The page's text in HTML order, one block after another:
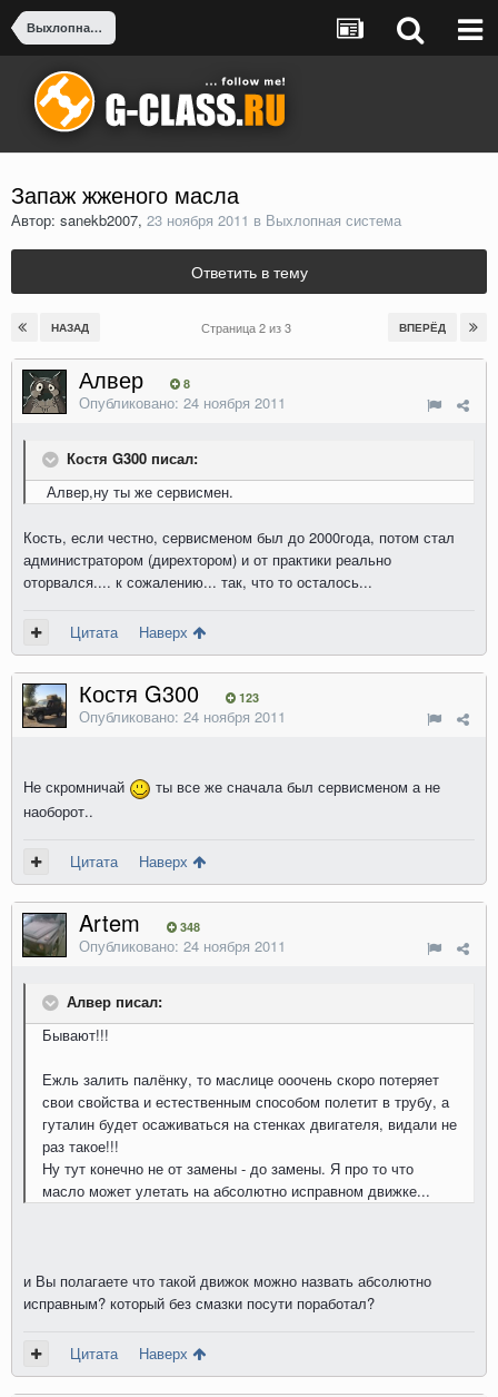
Выхлопная система
Запаж жженого масла
Автор: sanekb2007, 23 ноября 2011 в Выхлопная система
Ответить в тему
НАЗАД ВПЕРЁД
Страница 2 из 3
Алвер 8
Опубликовано: 24 ноября 2011
Костя G300 писал:
Алвер,ну ты же сервисмен.
Кость, если честно, сервисменом был до 2000года, потом стал
администратором (дирехтором) и от практики реально
оторвался.... к сожалению... так, что то осталось...
Цитата Наверх
Костя G300 123
Опубликовано: 24 ноября 2011
Не скромничай
ты все же сначала был сервисменом а не
наоборот..
Цитата Наверх
Artem 348
Опубликовано: 24 ноября 2011
Алвер писал:
Бывают!!!
Ежль залить палёнку, то маслице ооочень скоро потеряет
свои свойства и естественным способом полетит в трубу, а
гуталин будет осаживаться на стенках двигателя, видали не
раз такое!!!
Ну тут конечно не от замены - до замены. Я про то что
масло может улетать на абсолютно исправном движке...
и Вы полагаете что такой движок можно назвать абсолютно
исправным? который без смазки посути поработал?
Цитата Наверх